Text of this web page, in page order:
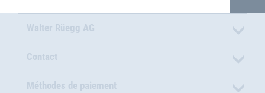
Walter Rüegg AG
Contact
Méthodes de paiement